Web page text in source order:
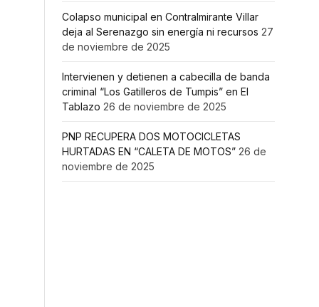
Colapso municipal en Contralmirante Villar
deja al Serenazgo sin energía ni recursos 27
de noviembre de 2025
Intervienen y detienen a cabecilla de banda
criminal “Los Gatilleros de Tumpis” en El
Tablazo 26 de noviembre de 2025
PNP RECUPERA DOS MOTOCICLETAS
HURTADAS EN “CALETA DE MOTOS” 26 de
noviembre de 2025